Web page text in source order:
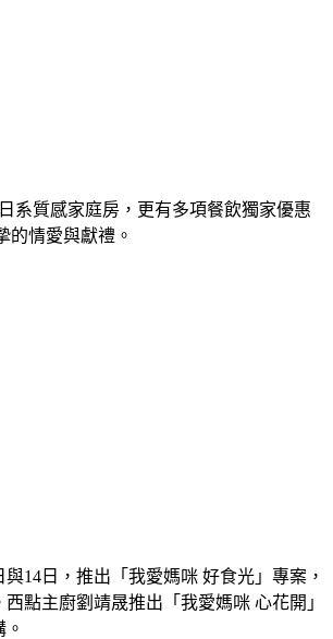
系質感家庭房，更有多項餐飲獨家優惠
的情愛與獻禮。
與14 日，推出「我愛媽咪 好食光」專案，
點主廚劉靖晟推出「我愛媽咪 心花開」